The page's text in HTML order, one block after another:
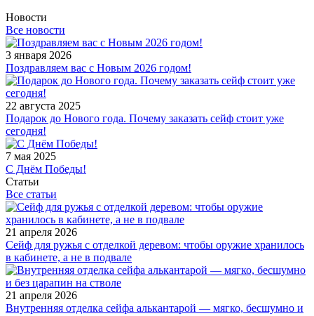
Новости
Все новости
3 января 2026
Поздравляем вас с Новым 2026 годом!
22 августа 2025
Подарок до Нового года. Почему заказать сейф стоит уже
сегодня!
7 мая 2025
С Днём Победы!
Статьи
Все статьи
21 апреля 2026
Сейф для ружья с отделкой деревом: чтобы оружие хранилось
в кабинете, а не в подвале
21 апреля 2026
Внутренняя отделка сейфа алькантарой — мягко, бесшумно и